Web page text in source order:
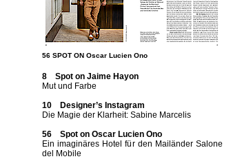
56 SPOT ON Oscar Lucien Ono
8 Spot on Jaime Hayon
Mut und Farbe
10 Designer’s Instagram
Die Magie der Klarheit: Sabine Marcelis
56 Spot on Oscar Lucien Ono
Ein imaginäres Hotel für den Mailänder Salone
del Mobile